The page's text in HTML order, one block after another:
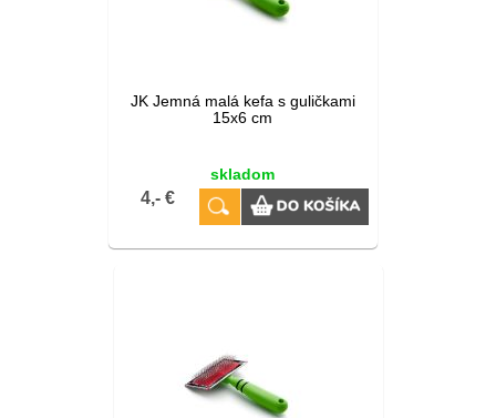
JK Jemná malá kefa s guličkami
15x6 cm
skladom
4,- €